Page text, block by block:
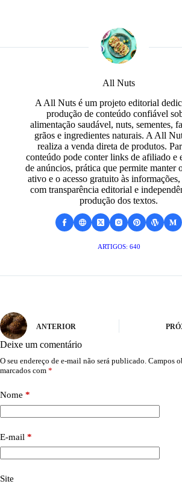
All Nuts
A All Nuts é um projeto editorial
produção de conteúdo confiável
alimentação saudável, nuts, sementes,
grãos e ingredientes naturais. A All
realiza a venda direta de produtos.
conteúdo pode conter links de afiliado e
de anúncios, prática que permite manter
ativo e o acesso gratuito às informações,
com transparência editorial e
produção dos textos.
ARTIGOS: 640
ANTERIOR
Deixe um comentário
O seu endereço de e-mail não será publicado. Campos
marcados com *
Nome *
E-mail *
Site